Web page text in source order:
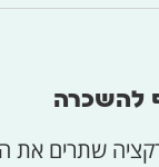
להשכרה
שתרים את